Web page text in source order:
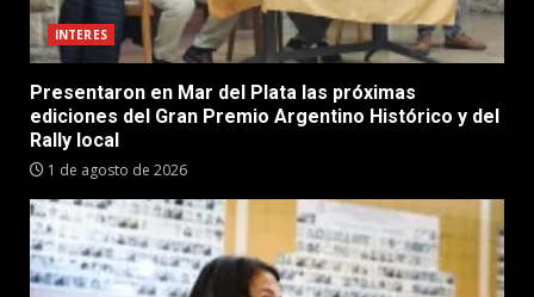
INTERES
Presentaron en Mar del Plata las próximas
ediciones del Gran Premio Argentino Histórico y del
Rally local
1 de agosto de 2026